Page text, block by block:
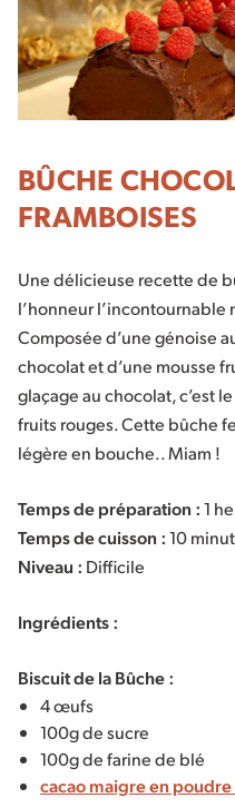
BÛCHE
FRAMBOISES
Une délicieuse recette de
l’honneur l’incontournable
Composée d’une génoise
chocolat et d’une mousse
glaçage au chocolat, c’est
fruits rouges. Cette bûche
légère en bouche.. Miam !
Temps de préparation :1
Temps de cuisson :10
Niveau : Difficile
Ingrédients :
Biscuit de la Bûche :
4 œufs
100g de sucre
100g de farine de blé
cacao maigre en